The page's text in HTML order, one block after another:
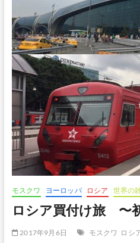
ョ
ー
シ
カ
の
里
セ
ミ
ョ
ー
ノ
フ
へ
モスクワ ヨーロッパ ロシア 世界の
ロシア買付け旅 〜
2017年9月6日 モスクワ ロシ